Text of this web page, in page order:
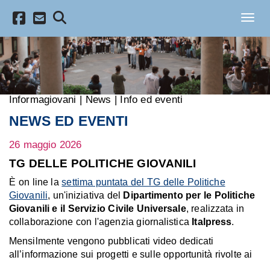
Informagiovani | News | Info ed eventi
NEWS ED EVENTI
26 maggio 2026
TG DELLE POLITICHE GIOVANILI
È on line lasettima puntata del TG delle Politiche
Giovanili, un'iniziativa del
Dipartimento per le Politiche
Giovanili e il Servizio Civile Universale, realizzata in
collaborazione con l'agenzia giornalistica Italpress.
Mensilmente vengono pubblicati video dedicati
all’informazione sui progetti e sulle opportunità rivolte ai